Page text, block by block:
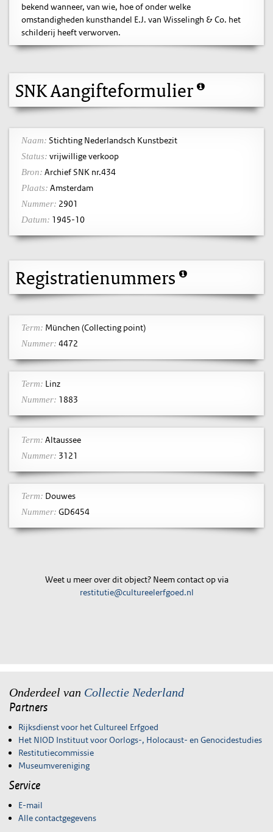
bekend wanneer, van wie, hoe of onder welke
omstandigheden kunsthandel E.J. van Wisselingh & Co. het
schilderij heeft verworven.
SNK Aangifteformulier
Naam: Stichting Nederlandsch Kunstbezit
Status: vrijwillige verkoop
Bron: Archief SNK nr.434
Plaats: Amsterdam
Nummer: 2901
Datum: 1945-10
Registratienummers
Term: München (Collecting point)
Nummer: 4472
Term: Linz
Nummer: 1883
Term: Altaussee
Nummer: 3121
Term: Douwes
Nummer: GD6454
Weet u meer over dit object? Neem contact op via
restitutie@cultureelerfgoed.nl
Onderdeel van Collectie Nederland
Partners
Rijksdienst voor het Cultureel Erfgoed
Het NIOD Instituut voor Oorlogs-, Holocaust- en Genocidestudies
Restitutiecommissie
Museumvereniging
Service
E-mail
Alle contactgegevens